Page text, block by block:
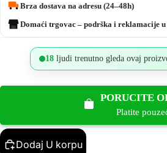
Brza dostava na adresu (24–48h)
Domaći trgovac – podrška i reklamacije
18 ljudi trenutno gleda ovaj
PORUCITE
Platite
Dodaj U korpu